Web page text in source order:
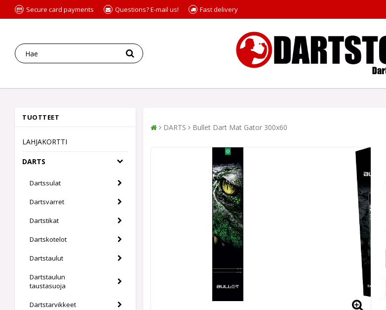
Secure card payments Questions? E-mail us! Fast delivery
TUOTTEET
LAHJAKORTTI
DARTS
Dartssulat
Dartsvarret
Dartstikat
Dartskotelot
Dartstaulut
Dartstaulun
taustasuoja
Dartstarvikkeet
DARTS Bullet Dart Mat Gator 300x60